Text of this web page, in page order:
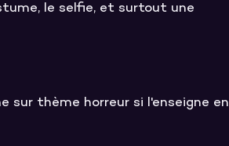
le selfie, et surtout une
sur thème horreur si l'enseigne en